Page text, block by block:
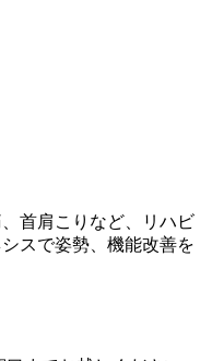
首肩こりなど、リハビ
スで姿勢、機能改善を